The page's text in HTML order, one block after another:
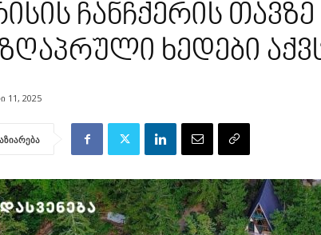
ჩანჩქერის
ხედები
11, 2025